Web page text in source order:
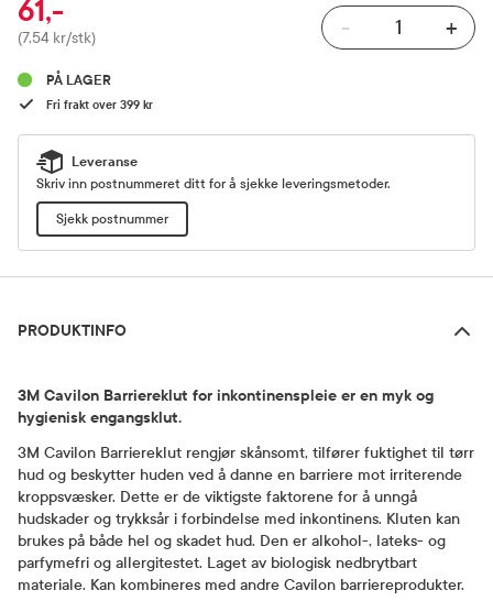
Pris
61,-
(7,54 kr/stk) - +
PÅ LAGER
Fri frakt over 399 kr
Leveranse
Skriv inn postnummeret ditt for å sjekke leveringsmetoder.
Sjekk postnummer
PRODUKTINFO
3M Cavilon Barriereklut for inkontinenspleie er en myk og
hygienisk engangsklut.
3M Cavilon Barriereklut rengjør skånsomt, tilfører fuktighet til tørr
hud og beskytter huden ved å danne en barriere mot irriterende
kroppsvæsker. Dette er de viktigste faktorene for å unngå
hudskader og trykksår i forbindelse med inkontinens. Kluten kan
brukes på både hel og skadet hud. Den er alkohol-, lateks- og
parfymefri og allergitestet. Laget av biologisk nedbrytbart
materiale. Kan kombineres med andre Cavilon barriereprodukter.